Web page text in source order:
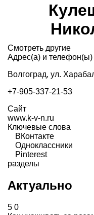
Смотреть другие
Адрес(а) и телефон(ы)
Волгоград, ул.
+7-905-337-21-53
Сайт
www.k-v-n.ru
Ключевые слова
ВКонтакте
Одноклассники
Pinterest
разделы
Актуально
5 0